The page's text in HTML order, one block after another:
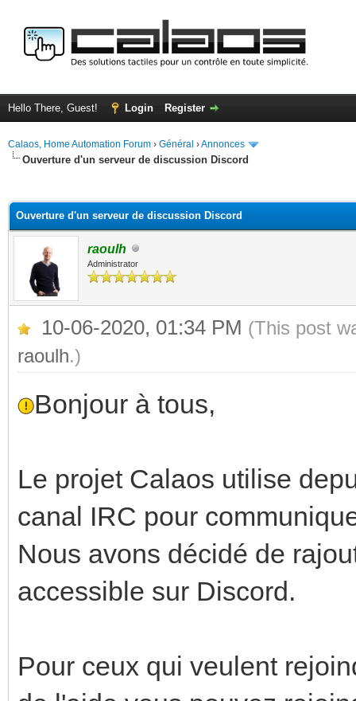
Hello There, Guest! Login Register
Calaos, Home Automation Forum › Général ›Annonces
Ouverture d'un serveur de discussion Discord
Ouverture d'un serveur de discussion Discord
raoulh
Administrator
10-06-2020, 01:34 PM (This post
raoulh.)
Bonjour à tous,
Le projet Calaos utilise
canal IRC pour
Nous avons décidé de
accessible sur Discord.
Pour ceux qui veulent